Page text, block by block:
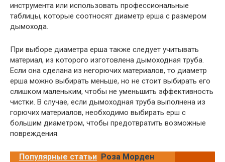
инструмента или использовать профессиональные
таблицы, которые соотносят диаметр ерша с размером
дымохода.
При выборе диаметра ерша также следует учитывать
материал, из которого изготовлена дымоходная труба.
Если она сделана из негорючих материалов, то диаметр
ерша можно выбирать меньше, но не стоит выбирать его
слишком маленьким, чтобы не уменьшить эффективность
чистки. В случае, если дымоходная труба выполнена из
горючих материалов, необходимо выбирать ерш с
большим диаметром, чтобы предотвратить возможные
повреждения.
Популярные статьи Роза Морден